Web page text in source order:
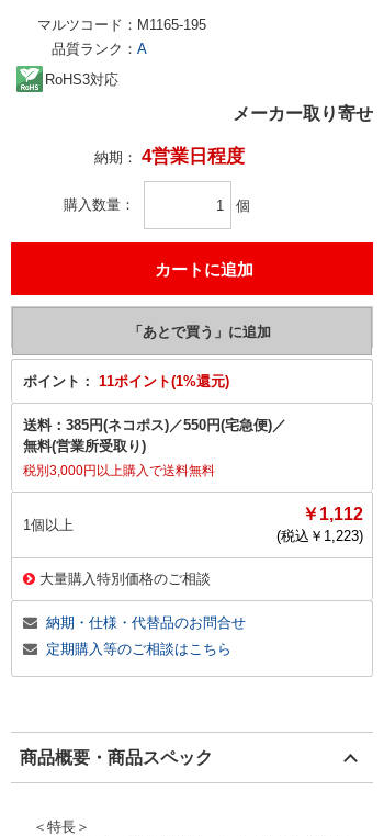
マルツコード： M1165-195
品質ランク： A
RoHS3対応
メーカー取り寄せ
納期： 4営業日程度
購入数量 個
ポイント： 11ポイント(1%還元)
送料： 385円(ネコポス)／550円(宅急便)／
無料(営業所受取り)
税別3,000円以上購入で送料無料
1個以上
￥1,112
(税込￥ 1,223)
大量購入特別価格のご相談
納期・仕様・代替品のお問合せ
定期購入等のご相談はこちら
商品概要・商品スペック
＜特長＞